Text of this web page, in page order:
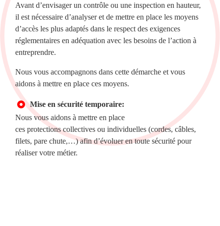
Avant d’envisager un contrôle ou une inspection en hauteur,
il est nécessaire d’analyser et de mettre en place les moyens
d’accès les plus adaptés dans le respect des exigences
réglementaires en adéquation avec les besoins de l’action à
entreprendre.
Nous vous accompagnons dans cette démarche et vous
aidons à mettre en place ces moyens.
Mise en sécurité temporaire:
Nous vous aidons à mettre en place
ces protections collectives ou individuelles (cordes, câbles,
filets, pare chute,…) afin d’évoluer en toute sécurité pour
réaliser votre métier.